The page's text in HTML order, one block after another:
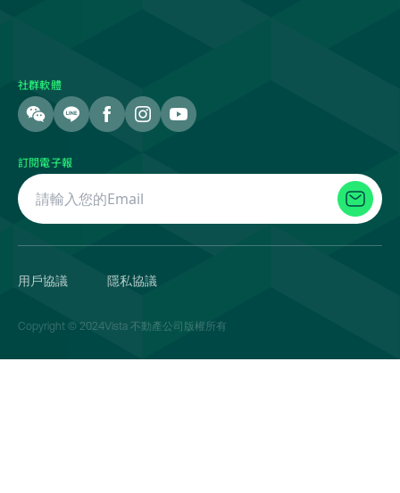
社群軟體
訂閱電子報
Copyright © 2024Vista 不動產公司版權所有
用戶協議 隱私協議